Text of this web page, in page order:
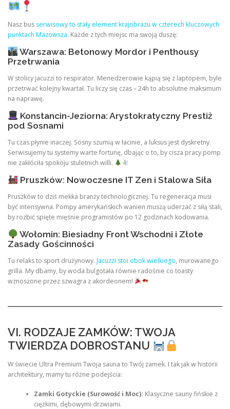
Nasz bus serwisowy to stały element krajobrazu w czterech kluczowych
punktach Mazowsza. Każde z tych miejsc ma swoją duszę:
Warszawa: Betonowy Mordor i Penthousy
Przetrwania
W stolicy jacuzzi to respirator. Menedżerowie kąpią się z laptopem, byle
przetrwać kolejny kwartał. Tu liczy się czas – 24h to absolutne maksimum
na naprawę.
Konstancin-Jeziorna: Arystokratyczny Prestiż
pod Sosnami
Tu czas płynie inaczej. Sosny szumią w łacinie, a luksus jest dyskretny.
Serwisujemy tu systemy warte fortunę, dbając o to, by cisza pracy pomp
nie zakłóciła spokoju stuletnich willi.
Pruszków: Nowoczesne IT Zen i Stalowa Siła
Pruszków to dziś mekka branży technologicznej. Tu regeneracja musi
być intensywna. Pompy amerykańskich wanien muszą uderzać z siłą stali,
by rozbić spięte mięśnie programistów po 12 godzinach kodowania.
Wołomin: Biesiadny Front Wschodni i Złote
Zasady Gościnności
Tu relaks to sport drużynowy. Jacuzzi stoi obok wielkiego, murowanego
grilla. My dbamy, by woda bulgotała równie radośnie co toasty
wznoszone przez szwagra z akordeonem!
VI. RODZAJE ZAMKÓW: TWOJA
TWIERDZA DOBROSTANU
W świecie Ultra Premium Twoja sauna to Twój zamek. I tak jak w historii
architektury, mamy tu różne podejścia:
Zamki Gotyckie (Surowość i Moc): Klasyczne sauny fińskie z
ciężkimi, dębowymi drzwiami.